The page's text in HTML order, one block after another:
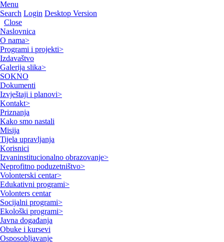
Menu
Search Login Desktop Version
Close
Naslovnica
O nama>
Programi i projekti>
Izdavaštvo
Galerija slika>
SOKNO
Dokumenti
Izvještaji i planovi>
Kontakt>
Priznanja
Kako smo nastali
Misija
Tijela upravljanja
Korisnici
Izvaninstitucionalno obrazovanje>
Neprofitno poduzetništvo>
Volonterski centar>
Edukativni programi>
Volonters centar
Socijalni programi>
Ekološki programi>
Javna događanja
Obuke i kursevi
Osposobljavanje